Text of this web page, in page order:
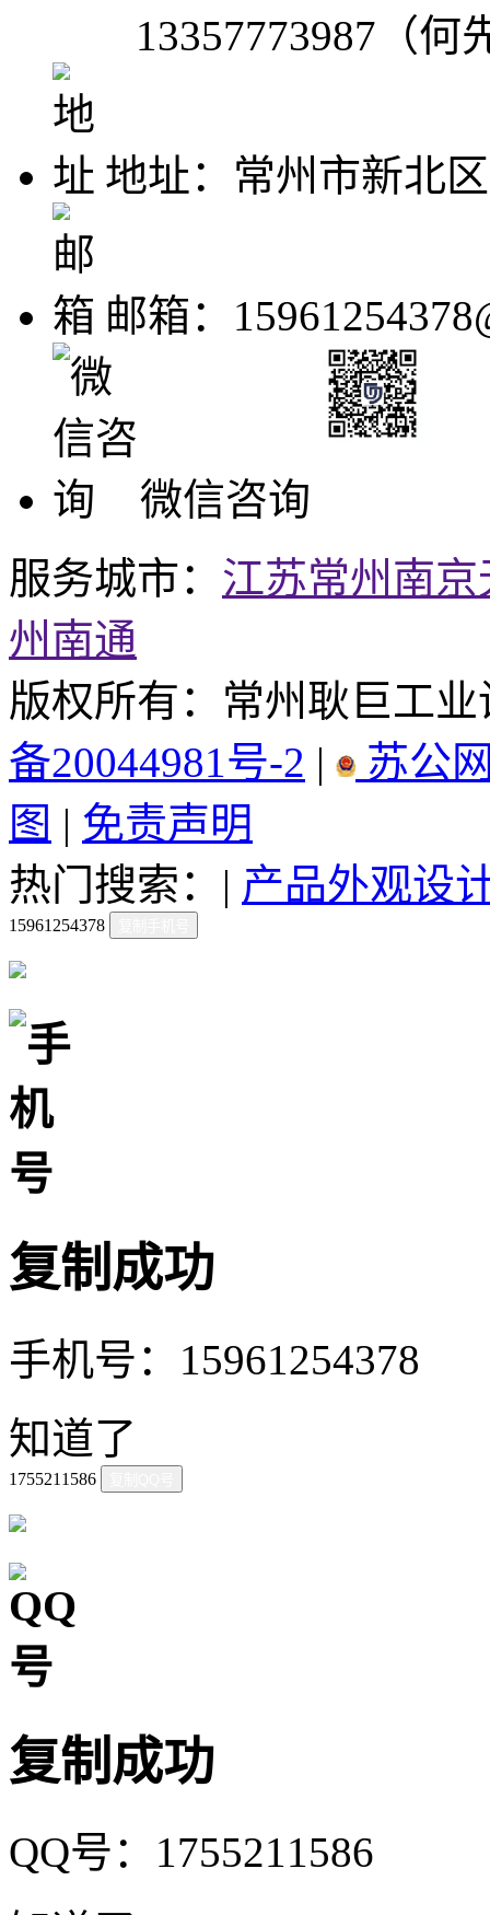
13357773987（何
地址：常州市新北
邮箱：
微信咨询
服务城市： 江苏常州 南京
州 南通
版权所有：常州耿巨工
备20044981号-2 |
苏公
图 | 免责声明
热门搜索：| 产品外观设
15961254378
复制成功
手机号：15961254378
知道了
1755211586
复制成功
QQ号：1755211586